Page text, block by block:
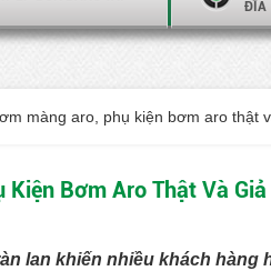
ĐĨA
màng aro, phụ kiện bơm aro thật
Bơm Aro Thật Và Giả
lan khiến nhiều khách